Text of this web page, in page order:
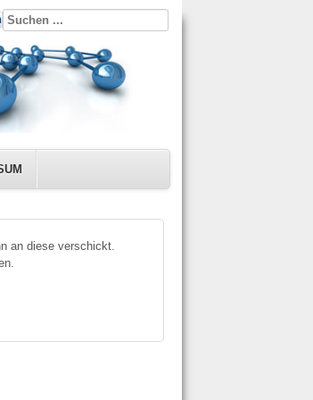
an diese verschickt.